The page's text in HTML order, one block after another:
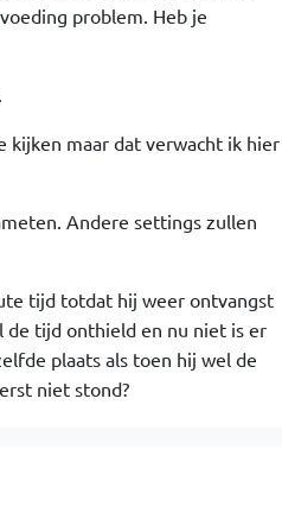
problem. Heb je
kijken maar dat verwacht ik hier
Andere settings zullen
tijd totdat hij weer ontvangst
de tijd onthield en nu niet is er
plaats als toen hij wel de
niet stond?